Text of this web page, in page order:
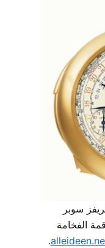
سوبر
الفخامة
.